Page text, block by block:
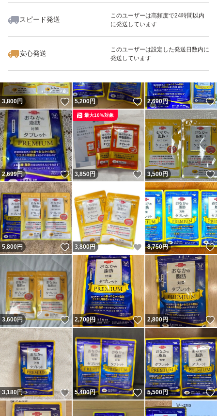
スピード発送
このユーザーは高頻度で24時間以内
に発送しています
安心発送
このユーザーは設定した発送日数内に
発送しています
いいね！
2,900
3,800円 いいね！
5,200円 いいね！
2,690円
2,699円 いいね！
3,850円 いいね！
最大10%対象
3,500円
5,800円 いいね！
3,800円 いいね！
8,750円
3,600円 いいね！
2,700円 いいね！
2,800円
3,180円 いいね！
5,480円 いいね！
5,500円